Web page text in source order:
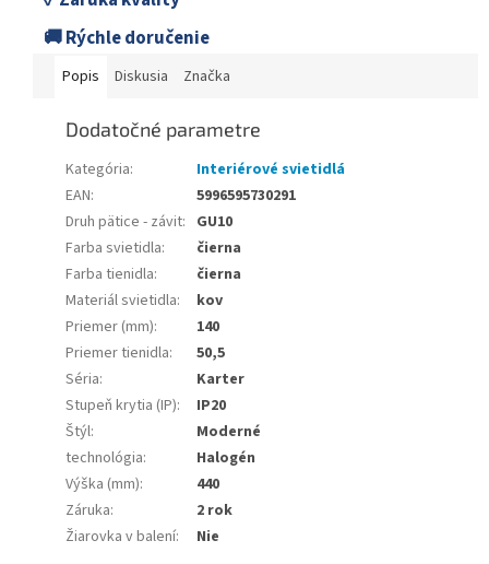
🚚 Rýchle doručenie
Popis Diskusia Značka
Dodatočné parametre
Kategória:
Interiérové svietidlá
EAN:
5996595730291
Druh pätice - závit: GU10
Farba svietidla:
čierna
Farba tienidla:
čierna
Materiál svietidla:
kov
Priemer (mm):
140
Priemer tienidla:
50,5
Séria:
Karter
Stupeň krytia (IP):
IP20
Štýl:
Moderné
technológia:
Halogén
Výška (mm):
440
Záruka:
2 rok
Žiarovka v balení: Nie